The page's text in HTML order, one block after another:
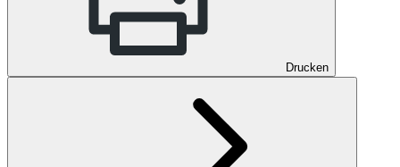
Drucken